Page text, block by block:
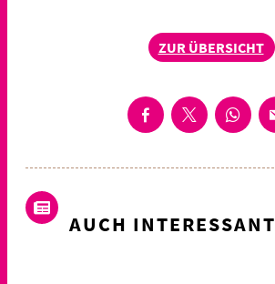
ZUR ÜBERSICHT
AUCH INTERESSANT